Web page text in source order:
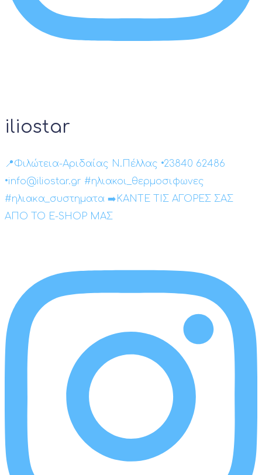
iliostar
📍Φιλώτεια-Αριδαίας Ν.Πέλλας •23840 62486
•info@iliostar.gr #ηλιακοι_θερμοσιφωνες
#ηλιακα_συστηματα ➡️ΚΑΝΤΕ ΤΙΣ ΑΓΟΡΕΣ ΣΑΣ
ΑΠΟ ΤΟ E-SHOP ΜΑΣ